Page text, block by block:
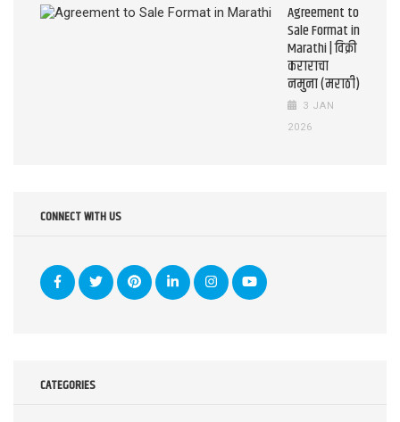
Agreement to
Sale Format in
Marathi | विक्री
कराराचा
नमुना (मराठी)
3 JAN
2026
CONNECT WITH US
CATEGORIES